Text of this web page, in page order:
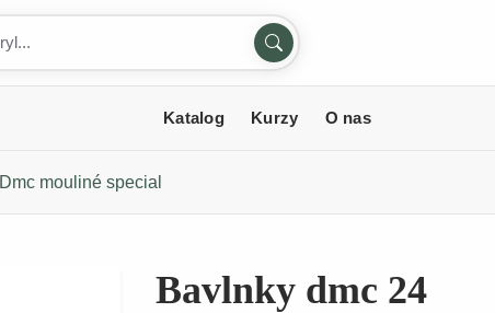
Katalog Kurzy O nas
Dmc mouliné special
Bavlnky dmc 24